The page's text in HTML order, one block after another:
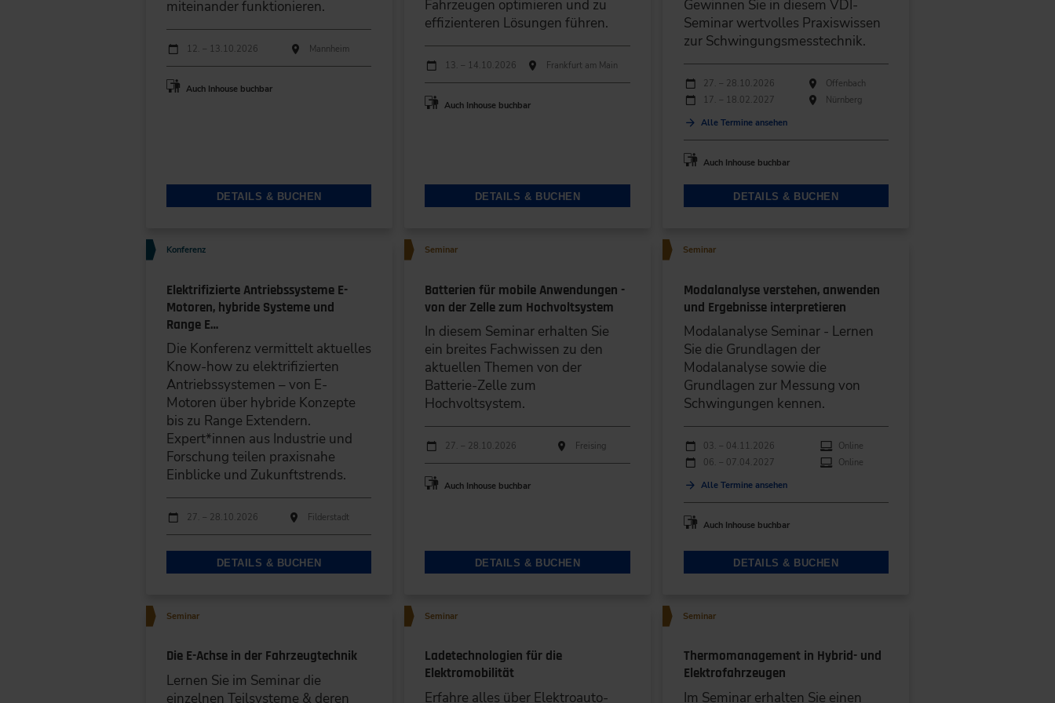
miteinander funktionieren.
Durchführungen
Veranstaltungsdatum Veranstaltungsort
12. – 13.10.2026 Mannheim
Auch Inhouse buchbar
DETAILS & BUCHEN
Fahrzeugen optimieren und zu
effizienteren Lösungen führen.
Durchführungen
Veranstaltungsdatum Veranstaltungsort
13. – 14.10.2026 Frankfurt am Main
Auch Inhouse buchbar
DETAILS & BUCHEN
Gewinnen Sie in diesem VDI-
Seminar wertvolles Praxiswissen
zur Schwingungsmesstechnik.
Durchführungen
Veranstaltungsdatum Veranstaltungsort
27. – 28.10.2026
Offenbach
17. – 18.02.2027
Nürnberg
Alle Termine ansehen
Auch Inhouse buchbar
DETAILS & BUCHEN
Konferenz
Elektrifizierte Antriebssysteme E-
Motoren, hybride Systeme und
Range E…
Die Konferenz vermittelt aktuelles
Know-how zu elektrifizierten
Antriebssystemen – von E-
Motoren über hybride Konzepte
bis zu Range Extendern.
Expert*innen aus Industrie und
Forschung teilen praxisnahe
Einblicke und Zukunftstrends.
Durchführungen
Veranstaltungsdatum Veranstaltungsort
27. – 28.10.2026 Filderstadt
DETAILS & BUCHEN
Seminar
Batterien für mobile Anwendungen -
von der Zelle zum Hochvoltsystem
In diesem Seminar erhalten Sie
ein breites Fachwissen zu den
aktuellen Themen von der
Batterie-Zelle zum
Hochvoltsystem.
Durchführungen
Veranstaltungsdatum Veranstaltungsort
27. – 28.10.2026 Freising
Auch Inhouse buchbar
DETAILS & BUCHEN
Seminar
Modalanalyse verstehen, anwenden
und Ergebnisse interpretieren
Modalanalyse Seminar - Lernen
Sie die Grundlagen der
Modalanalyse sowie die
Grundlagen zur Messung von
Schwingungen kennen.
Durchführungen
Veranstaltungsdatum Veranstaltungsort
03. – 04.11.2026
Online
06. – 07.04.2027
Online
Alle Termine ansehen
Auch Inhouse buchbar
DETAILS & BUCHEN
Seminar
Die E-Achse in der Fahrzeugtechnik
Lernen Sie im Seminar die
einzelnen Teilsysteme & deren
Seminar
Ladetechnologien für die
Elektromobilität
Erfahre alles über Elektroauto-
Seminar
Thermomanagement in Hybrid- und
Elektrofahrzeugen
Im Seminar erhalten Sie einen